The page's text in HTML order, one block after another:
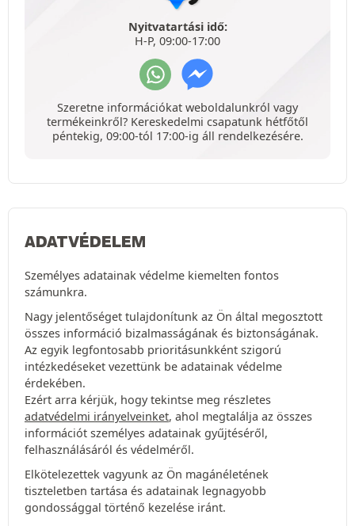
Nyitvatartási idő:
H-P, 09:00-17:00
Szeretne információkat weboldalunkról vagy
termékeinkről? Kereskedelmi csapatunk hétfőtől
péntekig, 09:00-tól 17:00-ig áll rendelkezésére.
ADATVÉDELEM
Személyes adatainak védelme kiemelten fontos
számunkra.
Nagy jelentőséget tulajdonítunk az Ön által megosztott
összes információ bizalmasságának és biztonságának.
Az egyik legfontosabb prioritásunkként szigorú
intézkedéseket vezettünk be adatainak védelme
érdekében.
Ezért arra kérjük, hogy tekintse meg részletes
adatvédelmi irányelveinket, ahol megtalálja az összes
információt személyes adatainak gyűjtéséről,
felhasználásáról és védelméről.
Elkötelezettek vagyunk az Ön magánéletének
tiszteletben tartása és adatainak legnagyobb
gondossággal történő kezelése iránt.